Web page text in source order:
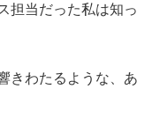
担当だった私は知っ
きわたるような、あ